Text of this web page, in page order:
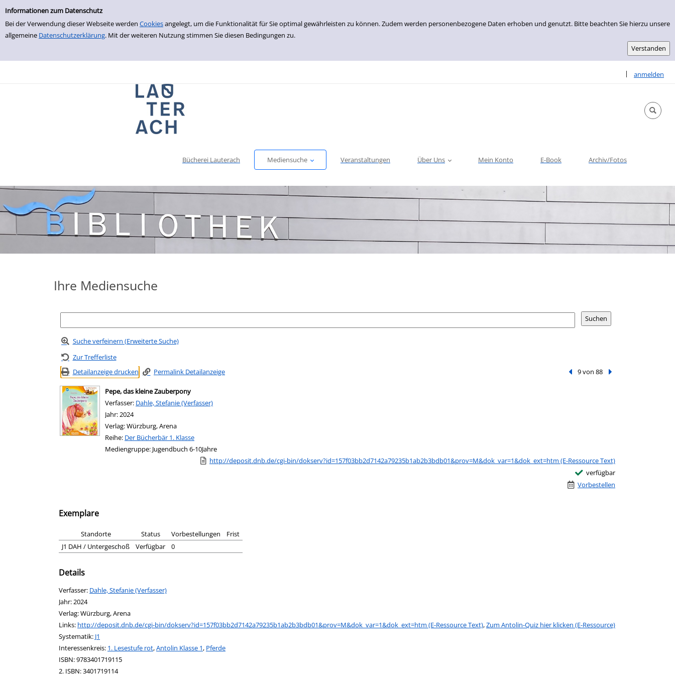
Einfache Suche
Informationen zum Datenschutz
Bei der Verwendung dieser Webseite werden Cookiesangelegt, um die Funktionalität für Sie optimal gewährleisten zu können. Zudem werden personenbezogene Daten erhoben und genutzt. Bitte beachten Sie hierzu unsere
allgemeine Datenschutzerklärung. Mit der weiteren Nutzung stimmen Sie diesen Bedingungen zu.
zur Navigation springen
zum Inhalt springen
Zur Detailanzeige springen
| anmelden
Sprache
Bücherei Lauterach Mediensuche Veranstaltungen Über Uns Mein Konto E-Book Archiv/Fotos
Ihre Mediensuche
Suche verfeinern (Erweiterte Suche)
Zur Trefferliste
Detailanzeige drucken
Permalink Detailanzeige Vorheriger Treffer
9 von 88 Nächster Treffer
Pepe, das kleine Zauberpony
Verfasser: Suche nach diesem Verfasser
Dahle, Stefanie (Verfasser)
Jahr:2024
Verlag:Würzburg, Arena
Reihe: Der Bücherbär 1. Klasse
Mediengruppe: Jugendbuch 6-10Jahre
Link zu einem externen Medieninhalt - wird in neuem Tab geöffnet
http://deposit.dnb.de/cgi-bin/dokserv?id=157f03bb2d7142a79235b1ab2b3bdb01&prov=M&dok_var=1&dok_ext=htm (E-Ressource Text)
verfügbar
Vorbestellen
Exemplare
Standorte Status Vorbestellungen
Frist
J1 DAH / Untergeschoß
Verfügbar 0
Details
Verfasser: Suche nach diesem Verfasser
Dahle, Stefanie (Verfasser)
Jahr:2024
Verlag:Würzburg, Arena
opens in new tab
Links: Diesen Link in neuem Tab öffnen
http://deposit.dnb.de/cgi-bin/dokserv?id=157f03bb2d7142a79235b1ab2b3bdb01&prov=M&dok_var=1&dok_ext=htm (E-Ressource Text),Zum Antolin-Quiz hier klicken (E-Ressource)
Systematik: Suche nach dieser Systematik
J1
Interessenkreis: Suche nach diesem Interessenskreis
1. Lesestufe rot,Antolin Klasse 1, Pferde
ISBN:9783401719115
2. ISBN:3401719114